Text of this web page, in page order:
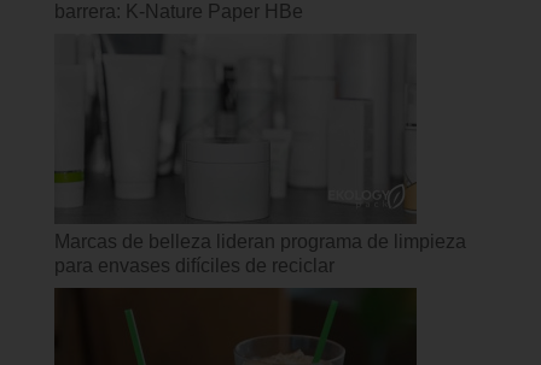
barrera: K-Nature Paper HBe
Marcas de belleza lideran programa de limpieza
para envases difíciles de reciclar